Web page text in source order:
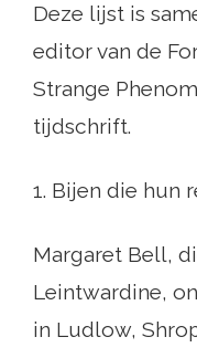
Deze lijst is
editor van de
Strange
tijdschrift.
1. Bijen die hun
Margaret Bell,
Leintwardine,
in Ludlow,